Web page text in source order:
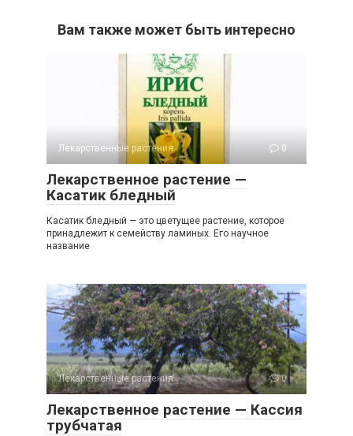
Вам также может быть интересно
Лекарственные растения 0
Лекарственное растение —
Касатик бледный
Касатик бледный — это цветущее растение, которое
принадлежит к семейству ламиных. Его научное
название
Лекарственные растения 0
Лекарственное растение — Кассия
трубчатая